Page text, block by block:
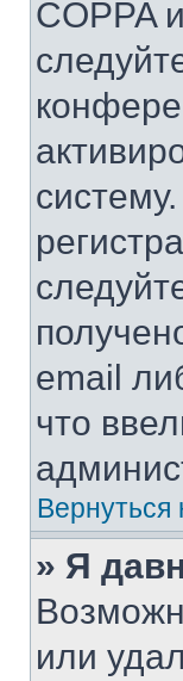
COPPA
email
что
Вернуться
» Я
или